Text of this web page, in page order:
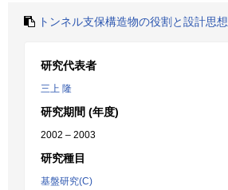
トンネル支保構造物の役割と設計思想
研究代表者
三上 隆
研究期間 (年度)
2002 – 2003
研究種目
基盤研究(C)